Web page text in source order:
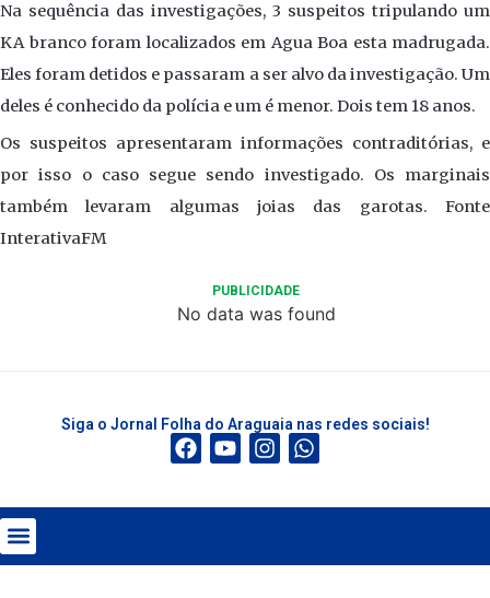
Na sequência das investigações, 3 suspeitos tripulando um
KA branco foram localizados em Agua Boa esta madrugada.
Eles foram detidos e passaram a ser alvo da investigação. Um
deles é conhecido da polícia e um é menor. Dois tem 18 anos.
Os suspeitos apresentaram informações contraditórias, e
por isso o caso segue sendo investigado. Os marginais
também levaram algumas joias das garotas. Fonte
InterativaFM
PUBLICIDADE
No data was found
Siga o Jornal Folha do Araguaia nas redes sociais!